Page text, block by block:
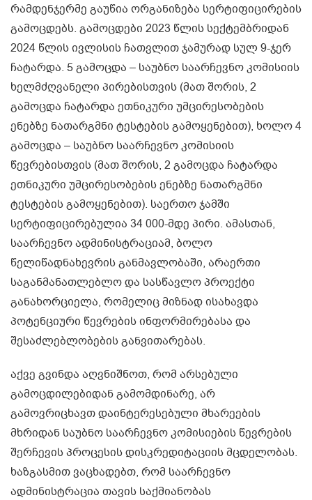
რამდენჯერმე გაუწია ორგანიზება სერტიფიცირების
გამოცდებს. გამოცდები 2023 წლის სექტემბრიდან
2024 წლის ივლისის ჩათვლით ჯამურად სულ 9-ჯერ
ჩატარდა. 5 გამოცდა – საუბნო საარჩევნო კომისიის
ხელმძღვანელი პირებისთვის (მათ შორის, 2
გამოცდა ჩატარდა ეთნიკური უმცირესობების
ენებზე ნათარგმნი ტესტების გამოყენებით), ხოლო 4
გამოცდა – საუბნო საარჩევნო კომისიის
წევრებისთვის (მათ შორის, 2 გამოცდა ჩატარდა
ეთნიკური უმცირესობების ენებზე ნათარგმნი
ტესტების გამოყენებით). საერთო ჯამში
სერტიფიცირებულია 34 000-მდე პირი. ამასთან,
საარჩევნო ადმინისტრაციამ, ბოლო
წელიწადნახევრის განმავლობაში, არაერთი
საგანმანათლებლო და სასწავლო პროექტი
განახორციელა, რომელიც მიზნად ისახავდა
პოტენციური წევრების ინფორმირებასა და
შესაძლებლობების განვითარებას.
აქვე გვინდა აღვნიშნოთ, რომ არსებული
გამოცდილებიდან გამომდინარე, არ
გამოვრიცხავთ დაინტერესებული მხარეების
მხრიდან საუბნო საარჩევნო კომისიების წევრების
შერჩევის პროცესის დისკრედიტაციის მცდელობას.
ხაზგასმით ვაცხადებთ, რომ საარჩევნო
ადმინისტრაცია თავის საქმიანობას